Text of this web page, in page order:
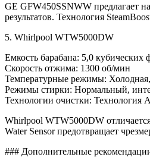
GE GFW450SSNWW предлагает
результатов. Технология
5. Whirlpool WTW5000DW
Емкость барабана: 5,0 кубических
Скорость отжима: 1300 об/мин
Температурные режимы: Холодная,
Режимы стирки: Нормальный,
Технологии очистки: Технология
Whirlpool WTW5000DW
Water Sensor предотвращает
### Дополнительные